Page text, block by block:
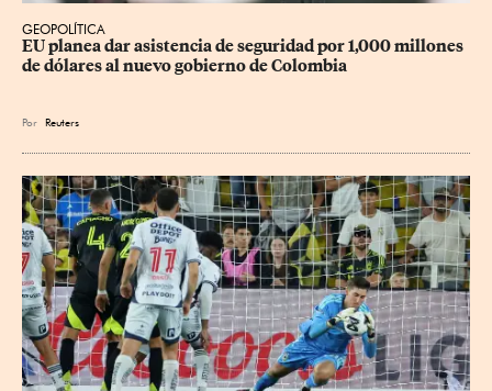
GEOPOLÍTICA
EU planea dar asistencia de seguridad por 1,000 millones
de dólares al nuevo gobierno de Colombia
Por Reuters